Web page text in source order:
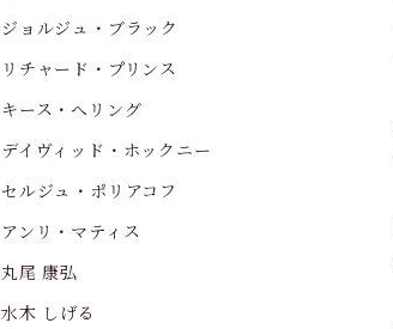
ジョルジュ・ブラック
リチャード・プリンス
キース・へリング
デイヴィッド・ホックニー
セルジュ・ポリアコフ
アンリ・マティス
丸尾 康弘
水木 しげる